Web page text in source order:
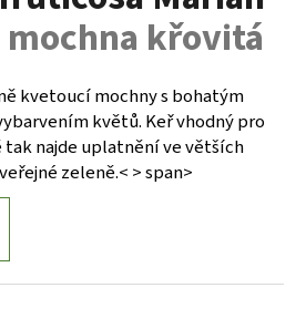
mochna křovitá
kvetoucí mochny s bohatým
květů. Keř vhodný pro
tak najde uplatnění ve větších
zeleně.< > span>